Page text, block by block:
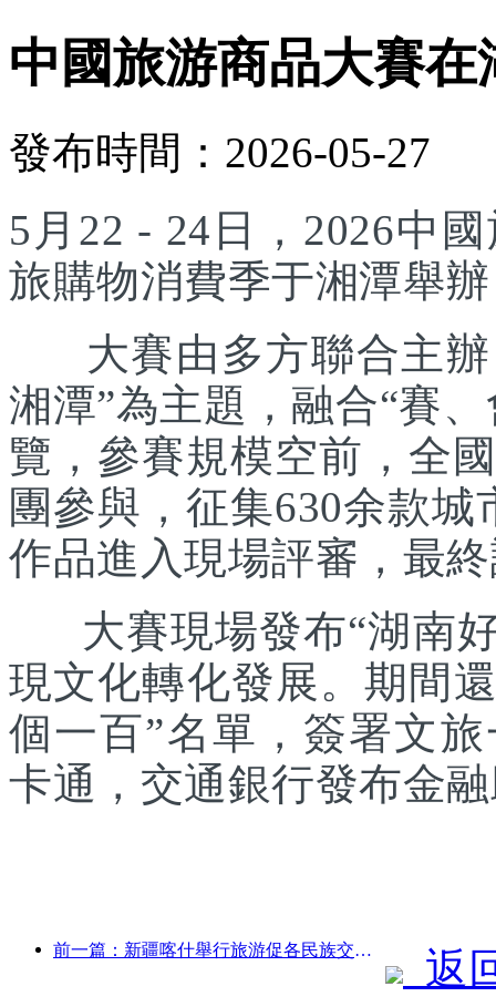
中國旅游商品大賽
發布時間：2026-05-27
5月22 - 24日，2026中
旅購物消費季于湘潭舉
大賽由多方聯合主辦
湘潭”為主題，融合“賽
覽，參賽規模空前，全
團參與，征集630余款
作品進入現場評審，最
大賽現場發布“湖南好
現文化轉化發展。期間
個一百”名單，簽署文
卡通，交通銀行發布金
前一篇：新疆喀什舉行旅游促各民族交流推廣活動 返